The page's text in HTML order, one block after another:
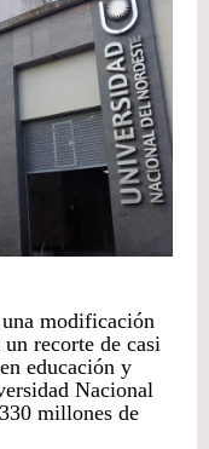
modificación
recorte de casi
educación y
Nacional
millones de